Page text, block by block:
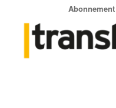
Abonnement